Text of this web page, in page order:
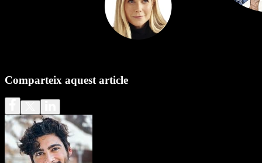
Comparteix aquest article